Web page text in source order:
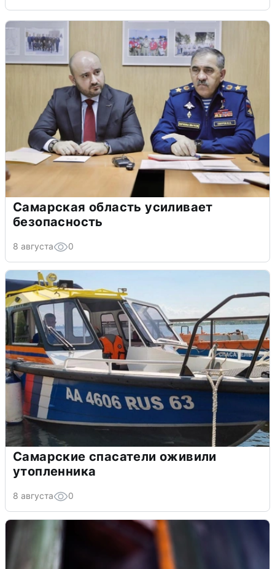
Самарская область усиливает
безопасность
8 августа 0
Самарские спасатели оживили
утопленника
8 августа 0